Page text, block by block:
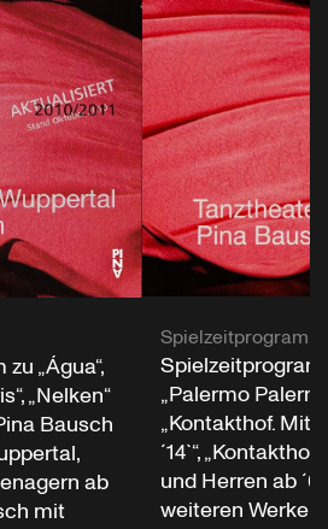
„Água“,
„Nelken“
Bausch
ab
mit
Spielzeitprogramm
„Palermo
„Kontakthof. Mit
´14`“,
und Herren ab
weiteren Werken